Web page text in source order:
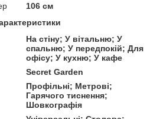
106 см
На стіну; У вітальню; У
спальню; У передпокій; Для
офісу; У кухню; У кафе
Secret Garden
Профільні; Метрові;
Гарячого тиснення;
Шовкографія